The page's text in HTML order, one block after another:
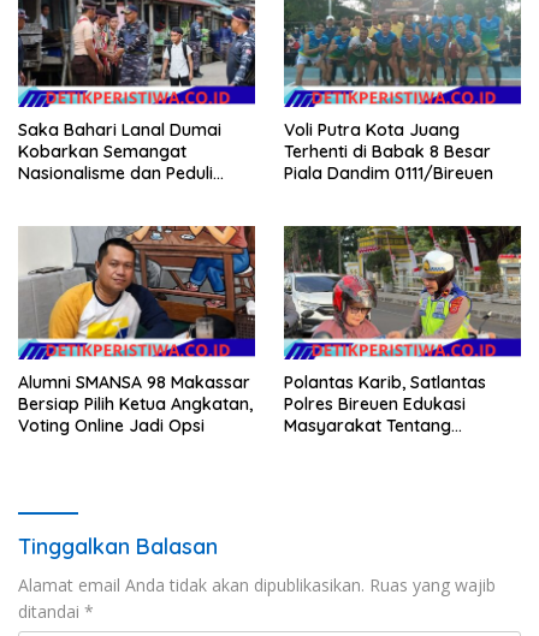
Saka Bahari Lanal Dumai
Kobarkan Semangat
Nasionalisme dan Peduli
Voli Putra Kota Juang
Terhenti di Babak 8 Besar
Piala Dandim 0111/Bireuen
Alumni SMANSA 98 Makassar
Bersiap Pilih Ketua Angkatan,
Voting Online Jadi Opsi
Polantas Karib, Satlantas
Polres Bireuen Edukasi
Masyarakat Tentang
Tinggalkan Balasan
Alamat email Anda tidak akan dipublikasikan. Ruas yang wajib
ditandai *